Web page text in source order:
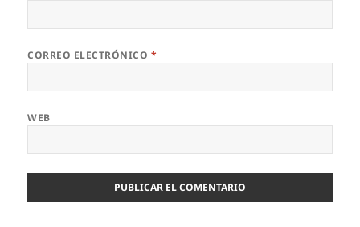
CORREO ELECTRÓNICO *
WEB